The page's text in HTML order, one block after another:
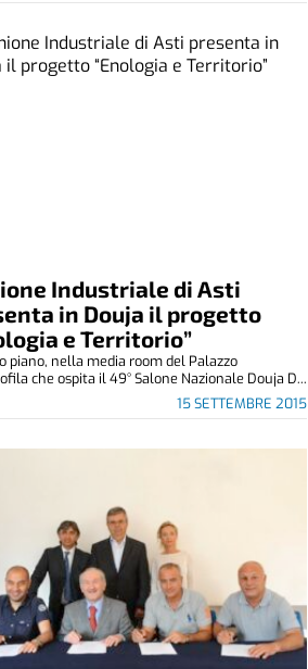
Industriale di Asti
in Douja il progetto
e Territorio”
15 SETTEMBRE 2015
piano, nella media room del Palazzo
che ospita il 49° Salone Nazionale Douja D...